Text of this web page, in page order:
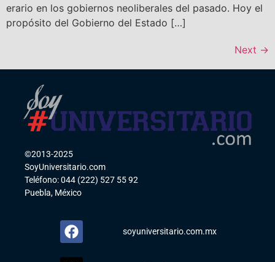
erario en los gobiernos neoliberales del pasado. Hoy el
propósito del Gobierno del Estado […]
Next →
©2013-2025
SoyUniversitario.com
Teléfono: 044 (222) 527 55 92
Puebla, México
soyuniversitario.com.mx